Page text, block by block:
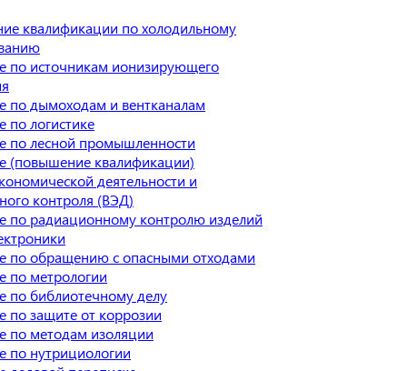
квалификации по холодильному
по источникам ионизирующего
по дымоходам и вентканалам
по логистике
по лесной промышленности
(повышение квалификации)
деятельности и
контроля (ВЭД)
по радиационному контролю изделий
по обращению с опасными отходами
по метрологии
по библиотечному делу
по защите от коррозии
по методам изоляции
по нутрициологии